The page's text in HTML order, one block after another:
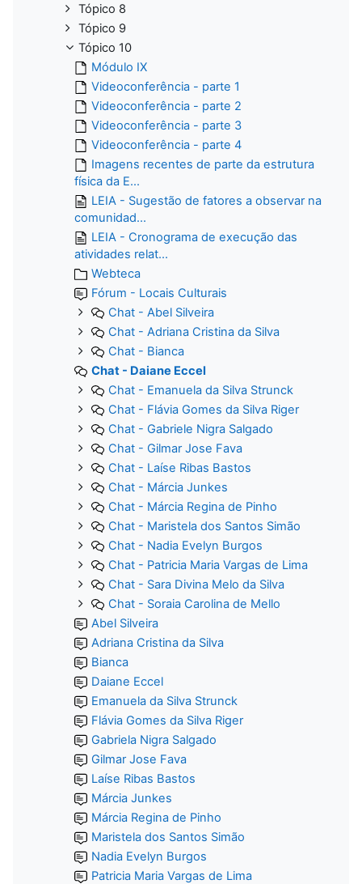
Tópico 8
Tópico 9
Tópico 10
Módulo IX
Videoconferência - parte 1
Videoconferência - parte 2
Videoconferência - parte 3
Videoconferência - parte 4
Imagens recentes de parte da estrutura
física da E...
LEIA - Sugestão de fatores a observar na
comunidad...
LEIA - Cronograma de execução das
atividades relat...
Webteca
Fórum - Locais Culturais
Chat - Abel Silveira
Chat - Adriana Cristina da Silva
Chat - Bianca
Chat - Daiane Eccel
Chat - Emanuela da Silva Strunck
Chat - Flávia Gomes da Silva Riger
Chat - Gabriele Nigra Salgado
Chat - Gilmar Jose Fava
Chat - Laíse Ribas Bastos
Chat - Márcia Junkes
Chat - Márcia Regina de Pinho
Chat - Maristela dos Santos Simão
Chat - Nadia Evelyn Burgos
Chat - Patricia Maria Vargas de Lima
Chat - Sara Divina Melo da Silva
Chat - Soraia Carolina de Mello
Abel Silveira
Adriana Cristina da Silva
Bianca
Daiane Eccel
Emanuela da Silva Strunck
Flávia Gomes da Silva Riger
Gabriela Nigra Salgado
Gilmar Jose Fava
Laíse Ribas Bastos
Márcia Junkes
Márcia Regina de Pinho
Maristela dos Santos Simão
Nadia Evelyn Burgos
Patricia Maria Vargas de Lima